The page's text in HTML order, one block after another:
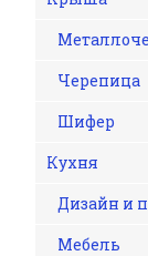
Черепица
Шифер
Кухня
Дизайн и
Мебель